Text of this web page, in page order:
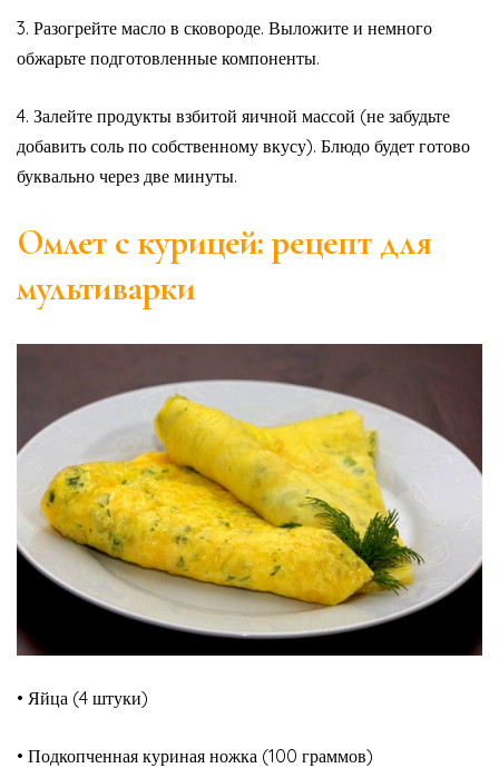
3. Разогрейте масло в сковороде. Выложите и немного
обжарьте подготовленные компоненты.
4. Залейте продукты взбитой яичной массой (не забудьте
добавить соль по собственному вкусу). Блюдо будет готово
буквально через две минуты.
Омлет с курицей: рецепт для
мультиварки
• Яйца (4 штуки)
• Подкопченная куриная ножка (100 граммов)